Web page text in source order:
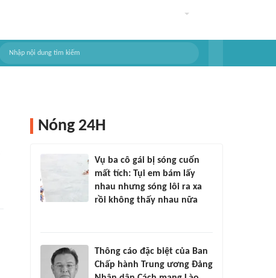
Nóng 24H
Vụ ba cô gái bị sóng cuốn
mất tích: Tụi em bám lấy
nhau nhưng sóng lôi ra xa
rồi không thấy nhau nữa
Thông cáo đặc biệt của Ban
Chấp hành Trung ương Đảng